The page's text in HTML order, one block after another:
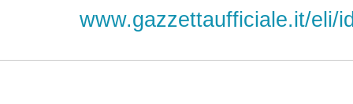
www.gazzettaufficiale.it/eli/